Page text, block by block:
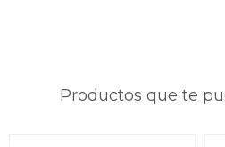
Productos que te